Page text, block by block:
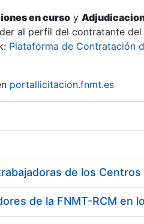
en curso y
al perfil del contratante del
Plataforma de Contratación
portallicitacion.fnmt.es